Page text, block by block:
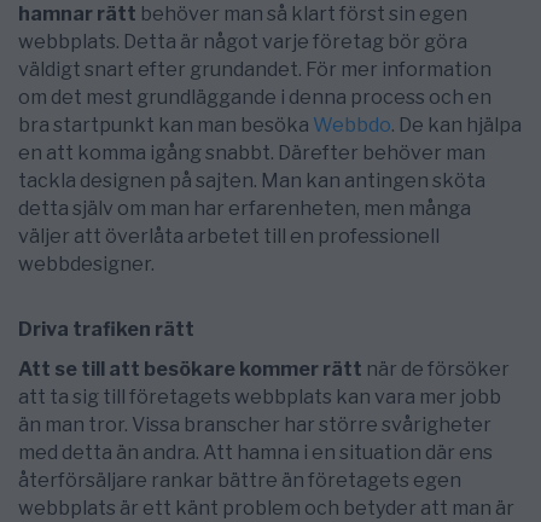
hamnar rätt behöver man så klart först sin egen
webbplats. Detta är något varje företag bör göra
väldigt snart efter grundandet. För mer information
om det mest grundläggande i denna process och en
bra startpunkt kan man besöka Webbdo. De kan hjälpa
en att komma igång snabbt. Därefter behöver man
tackla designen på sajten. Man kan antingen sköta
detta själv om man har erfarenheten, men många
väljer att överlåta arbetet till en professionell
webbdesigner.
Driva trafiken rätt
Att se till att besökare kommer rätt när de försöker
att ta sig till företagets webbplats kan vara mer jobb
än man tror. Vissa branscher har större svårigheter
med detta än andra. Att hamna i en situation där ens
återförsäljare rankar bättre än företagets egen
webbplats är ett känt problem och betyder att man är